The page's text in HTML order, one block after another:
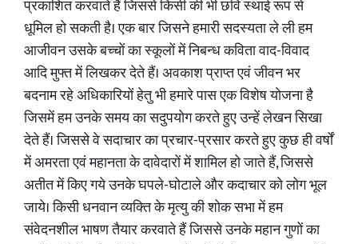
प्रकाशित करवाते हैं जिससे किसी की भी छवि स्थाई रूप से
धूमिल हो सकती है। एक बार जिसने हमारी सदस्यता ले ली हम
आजीवन उसके बच्चों का स्कूलों में निबन्ध कविता वाद-विवाद
आदि मुफ्त में लिखकर देते हैं। अवकाश प्राप्त एवं जीवन भर
बदनाम रहे अधिकारियों हेतु भी हमारे पास एक विशेष योजना है
जिसमें हम उनके समय का सदुपयोग करते हुए उन्हें लेखन सिखा
देते हैं। जिससे वे सदाचार का प्रचार-प्रसार करते हुए कुछ ही वर्षों
में अमरता एवं महानता के दावेदारों में शामिल हो जाते हैं, जिससे
अतीत में किए गये उनके घपले-घोटाले और कदाचार को लोग भूल
जाये। किसी धनवान व्यक्ति के मृत्यु की शोक सभा में हम
संवेदनशील भाषण तैयार करवाते हैं जिससे उनके महान गुणों का